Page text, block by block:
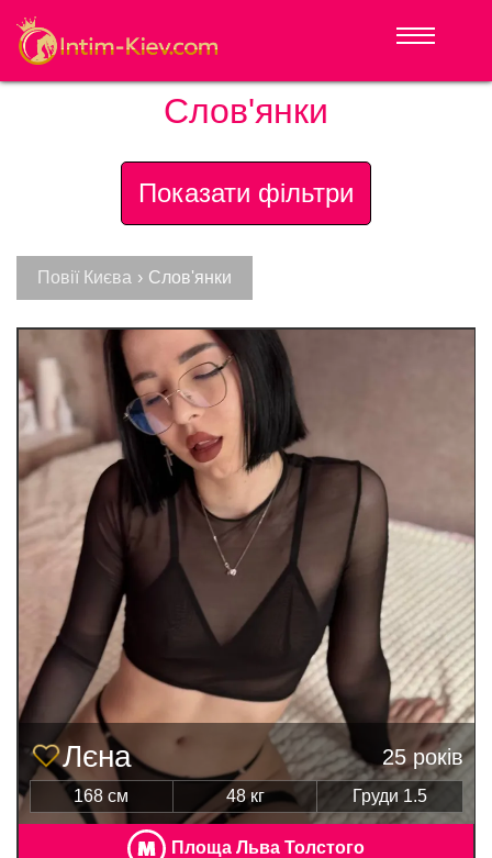
Слов'янки
Показати фільтри
Повії Києва › Слов'янки
Лєна 25 років
168 см 48 кг Груди 1.5
Площа Льва Толстого